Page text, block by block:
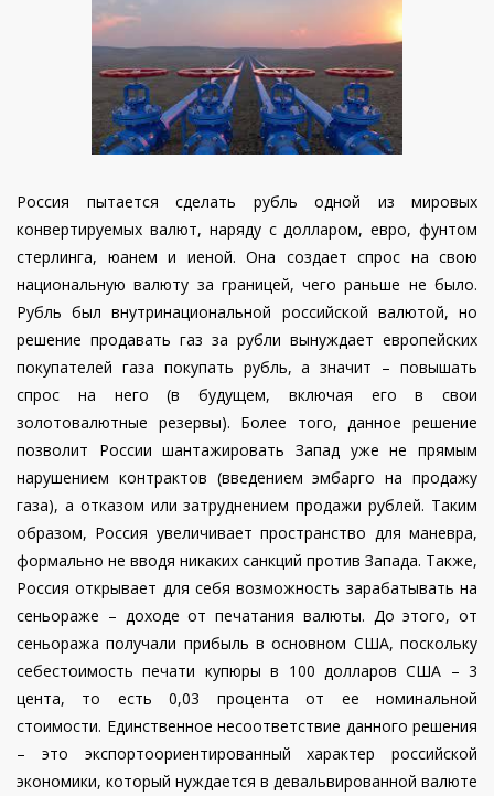
Россия пытается сделать рубль одной из мировых
конвертируемых валют, наряду с долларом, евро, фунтом
стерлинга, юанем и иеной. Она создает спрос на свою
национальную валюту за границей, чего раньше не было.
Рубль был внутринациональной российской валютой, но
решение продавать газ за рубли вынуждает европейских
покупателей газа покупать рубль, а значит – повышать
спрос на него (в будущем, включая его в свои
золотовалютные резервы). Более того, данное решение
позволит России шантажировать Запад уже не прямым
нарушением контрактов (введением эмбарго на продажу
газа), а отказом или затруднением продажи рублей. Таким
образом, Россия увеличивает пространство для маневра,
формально не вводя никаких санкций против Запада. Также,
Россия открывает для себя возможность зарабатывать на
сеньораже – доходе от печатания валюты. До этого, от
сеньоража получали прибыль в основном США, поскольку
себестоимость печати купюры в 100 долларов США – 3
цента, то есть 0,03 процента от ее номинальной
стоимости. Единственное несоответствие данного решения
– это экспортоориентированный характер российской
экономики, который нуждается в девальвированной валюте